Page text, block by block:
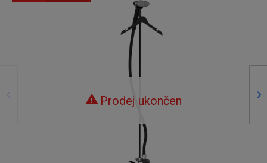
Prodej ukončen